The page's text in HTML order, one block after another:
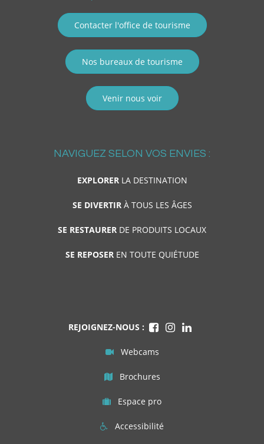
Contacter l'office de tourisme
Nos bureaux de tourisme
Venir nous voir
NAVIGUEZ SELON VOS ENVIES :
EXPLORERLA DESTINATION
SE DIVERTIRÀ TOUS LES ÂGES
SE RESTAURER DE PRODUITS LOCAUX
SE REPOSEREN TOUTE QUIÉTUDE
REJOIGNEZ-NOUS :
Webcams
Brochures
Espace pro
Accessibilité